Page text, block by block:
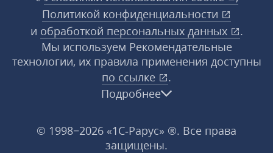
Политикой конфиденциальности
и обработкой персональных данных
.
Мы используем Рекомендательные
технологии, их правила применения доступны
по ссылке
.
Подробнее
© 1998−2026 «1С‑Рарус» ®. Все права
защищены.